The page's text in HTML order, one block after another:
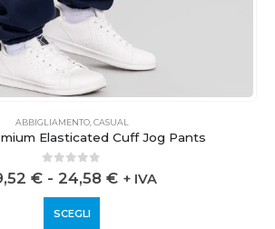
ABBIGLIAMENTO, CASUAL
Elasticated Cuff Jog Pants
0 out of 5
€ - 24,58 € + IVA
SCEGLI